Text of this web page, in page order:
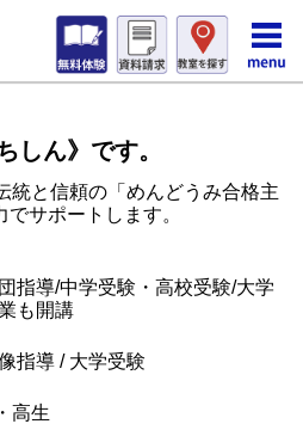
しん》です。
統と信頼の「めんどうみ合格主
サポートします。
指導/中学受験・高校受験/大学
も開講
指導 / 大学受験
高生